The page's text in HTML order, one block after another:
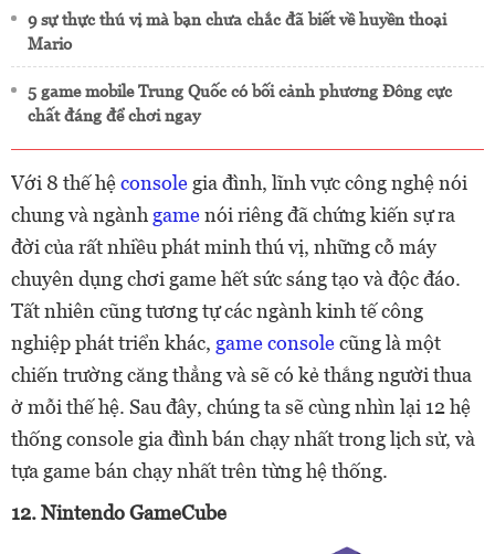
9 sự thực thú vị mà bạn chưa chắc đã biết về huyền thoại
Mario
5 game mobile Trung Quốc có bối cảnh phương Đông cực
chất đáng để chơi ngay
Với 8 thế hệconsole gia đình, lĩnh vực công nghệ nói
chung và ngành gamenói riêng đã chứng kiến sự ra
đời của rất nhiều phát minh thú vị, những cỗ máy
chuyên dụng chơi game hết sức sáng tạo và độc đáo.
Tất nhiên cũng tương tự các ngành kinh tế công
nghiệp phát triển khác, game consolecũng là một
chiến trường căng thẳng và sẽ có kẻ thắng người thua
ở mỗi thế hệ. Sau đây, chúng ta sẽ cùng nhìn lại 12 hệ
thống console gia đình bán chạy nhất trong lịch sử, và
tựa game bán chạy nhất trên từng hệ thống.
12. Nintendo GameCube